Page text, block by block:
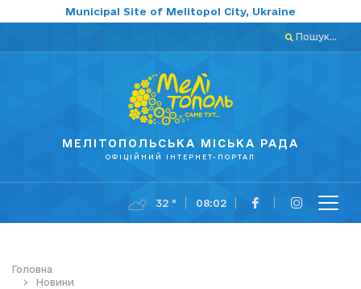
Municipal Site of Melitopol City, Ukraine
Пошук...
МЕЛІТОПОЛЬСЬКА МІСЬКА РАДА
ОФІЦІЙНИЙ ІНТЕРНЕТ-ПОРТАЛ
32 ° 08:02
Головна
Новини